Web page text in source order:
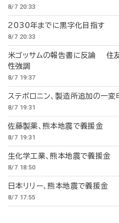
8/7 20:33
2030年までに黒字化目指す オ
8/7 20:33
米ゴッサムの報告書に反論 住友
性強調
8/7 19:37
ステボロニン、製造所追加の一
8/7 19:31
佐藤製薬、熊本地震で義援金
8/7 19:31
生化学工業、熊本地震で義援金
8/7 18:50
日本リリー、熊本地震で義援金
8/7 17:55